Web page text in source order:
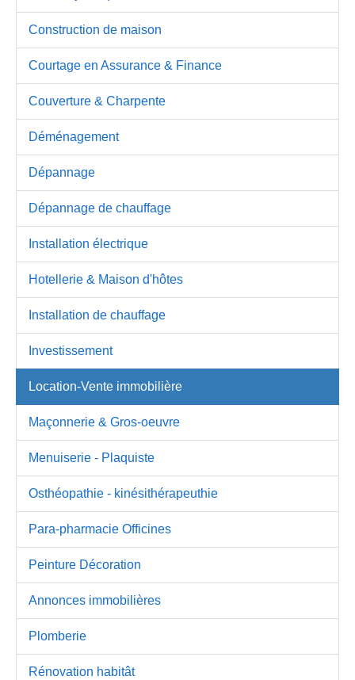
Construction de maison
Courtage en Assurance & Finance
Couverture & Charpente
Déménagement
Dépannage
Dépannage de chauffage
Installation électrique
Hotellerie & Maison d'hôtes
Installation de chauffage
Investissement
Location-Vente immobilière
Maçonnerie & Gros-oeuvre
Menuiserie - Plaquiste
Osthéopathie - kinésithérapeuthie
Para-pharmacie Officines
Peinture Décoration
Annonces immobilières
Plomberie
Rénovation habitât